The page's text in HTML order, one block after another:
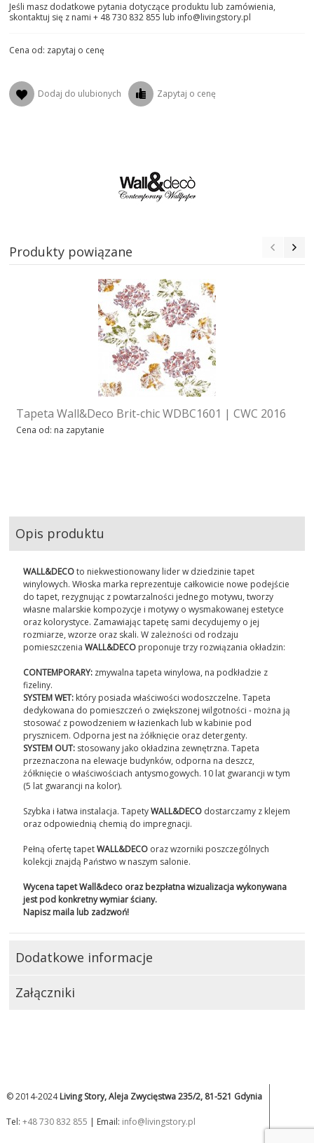
Jeśli masz dodatkowe pytania dotyczące produktu lub zamówienia,
skontaktuj się z nami + 48 730 832 855 lub info@livingstory.pl
Cena od: zapytaj o cenę
Dodaj do ulubionych Zapytaj o cenę
Produkty powiązane
Tapeta Wall&Deco Brit-chic WDBC1601 | CWC 2016
Cena od: na zapytanie
Opis produktu
WALL&DECOto niekwestionowany lider w dziedzinie tapet
winylowych. Włoska marka reprezentuje całkowicie nowe podejście
do tapet, rezygnując z powtarzalności jednego motywu, tworzy
własne malarskie kompozycje i motywy o wysmakowanej estetyce
oraz kolorystyce. Zamawiając tapetę sami decydujemy o jej
rozmiarze, wzorze oraz skali. W zależności od rodzaju
pomieszczeniaWALL&DECO proponuje trzy rozwiązania okładzin:
CONTEMPORARY: zmywalna tapeta winylowa, na podkładzie z
fizeliny.
SYSTEM WET: który posiada właściwości wodoszczelne. Tapeta
dedykowana do pomieszczeń o zwiększonej wilgotności - można ją
stosować z powodzeniem w łazienkach lub w kabinie pod
prysznicem. Odporna jest na żółknięcie oraz detergenty.
SYSTEM OUT: stosowany jako okładzina zewnętrzna. Tapeta
przeznaczona na elewacje budynków, odporna na deszcz,
żółknięcie o właściwościach antysmogowych. 10 lat gwarancji w tym
(5 lat gwarancji na kolor).
Szybka i łatwa instalacja. TapetyWALL&DECO dostarczamy z klejem
oraz odpowiednią chemią do impregnacji.
Pełną ofertę tapetWALL&DECO oraz wzorniki poszczególnych
kolekcji znajdą Państwo w naszym salonie.
Wycena tapet Wall&deco oraz bezpłatna wizualizacja wykonywana
jest pod konkretny wymiar ściany.
Napisz maila lub zadzwoń!
Dodatkowe informacje
Załączniki
© 2014-2024Living Story, Aleja Zwycięstwa 235/2, 81-521 Gdynia
Tel: +48 730 832 855 | Email: info@livingstory.pl